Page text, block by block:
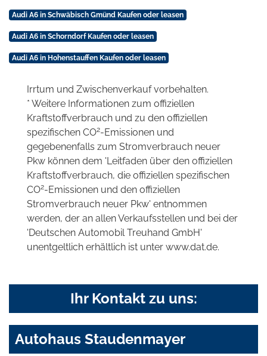
Audi A6 in Schwäbisch Gmünd Kaufen oder leasen
Audi A6 in Schorndorf Kaufen oder leasen
Audi A6 in Hohenstauffen Kaufen oder leasen
Irrtum und Zwischenverkauf vorbehalten.
* Weitere Informationen zum offiziellen
Kraftstoffverbrauch und zu den offiziellen
spezifischen CO2-Emissionen und
gegebenenfalls zum Stromverbrauch neuer
Pkw können dem 'Leitfaden über den offiziellen
Kraftstoffverbrauch, die offiziellen spezifischen
CO2-Emissionen und den offiziellen
Stromverbrauch neuer Pkw' entnommen
werden, der an allen Verkaufsstellen und bei der
'Deutschen Automobil Treuhand GmbH'
unentgeltlich erhältlich ist unter www.dat.de.
Ihr Kontakt zu uns:
Autohaus Staudenmayer